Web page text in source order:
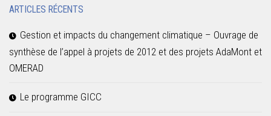
ARTICLES RÉCENTS
Gestion et impacts du changement climatique – Ouvrage de
synthèse de l’appel à projets de 2012 et des projets AdaMont et
OMERAD
Le programme GICC